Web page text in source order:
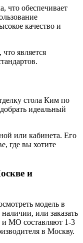
что обеспечивает
качество и
является
стола Ким по
идеальный
или кабинета. Его
где вы хотите
и
модель в
или заказать
и МО составляют 1-3
в Москву.